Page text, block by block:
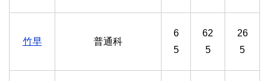
竹早 普通科
6
5
62
5
26
5